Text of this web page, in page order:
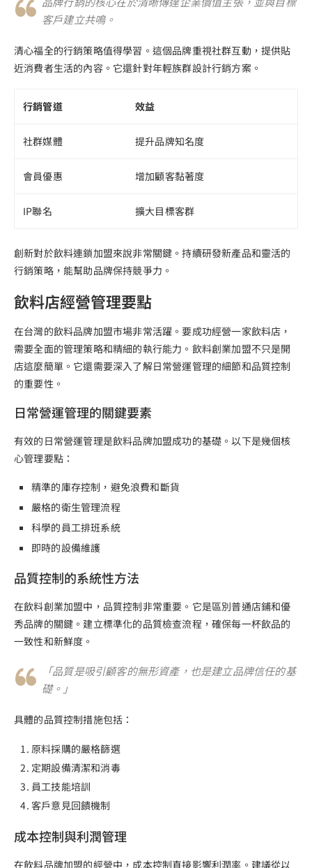
客戶建立共鳴。
清心福全的行銷策略值得學習。這個品牌重視社群互動，提供貼
近消費者生活的內容。它還針對年輕族群設計行銷方案。
行銷管道 效益
社群媒體 提升品牌知名度
會員優惠 增加顧客黏著度
IP聯名 擴大目標客群
創新對於飲料連鎖加盟來說非常關鍵。持續研發新產品和靈活的
行銷策略，能幫助品牌保持競爭力。
飲料店經營管理要點
在台灣的飲料品牌加盟市場非常活躍。要成功經營一家飲料店，
需要全面的管理策略和精細的執行能力。飲料創業加盟不只是開
店這麼簡單。它還需要深入了解日常營運管理的細節和品質控制
的重要性。
日常營運管理的關鍵要素
有效的日常營運管理是飲料品牌加盟成功的基礎。以下是幾個核
心管理要點：
精準的庫存控制，避免浪費和斷貨
嚴格的衛生管理流程
科學的員工排班系統
即時的設備維護
品質控制的系統性方法
在飲料創業加盟中，品質控制非常重要。它是區別普通店鋪和優
秀品牌的關鍵。建立標準化的品質檢查流程，確保每一杯飲品的
一致性和新鮮度。
「品質是吸引顧客的無形資產，也是建立品牌信任的基
礎。」
具體的品質控制措施包括：
原料採購的嚴格篩選
定期設備清潔和消毒
員工技能培訓
客戶意見回饋機制
成本控制與利潤管理
在飲料品牌加盟的經營中，成本控制直接影響利潤率。建議從以